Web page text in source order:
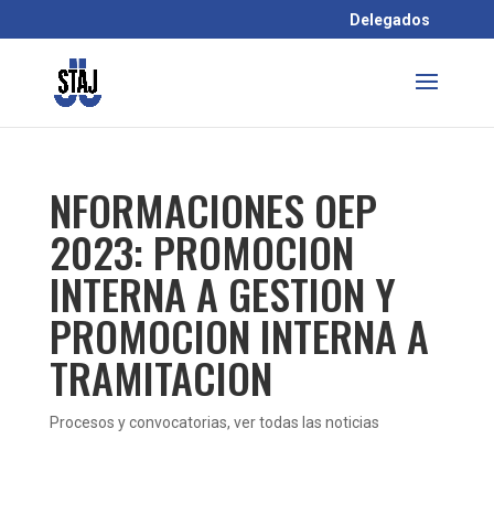
Delegados
NFORMACIONES OEP
2023: PROMOCION
INTERNA A GESTION Y
PROMOCION INTERNA A
TRAMITACION
Procesos y convocatorias, ver todas las noticias